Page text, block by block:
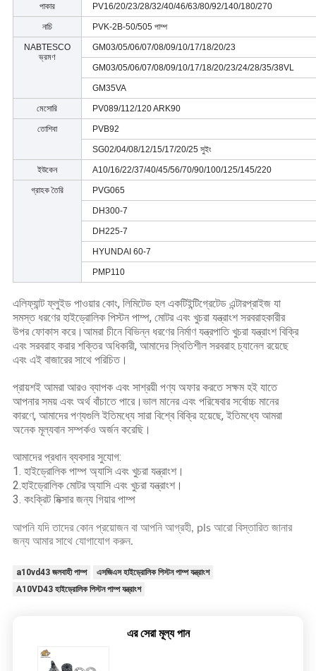
পাকার PV16/20/23/28/32/40/46/63/80/92/140/180/270
নাচি PVK-2B-50/505 পাম্প
NABTESCO
ভ্রমণ
GM03/05/06/07/08/09/10/17/18/20/23
GM03/05/06/07/08/09/10/17/18/20/23/24/28/35/38VL
GM35VA
মেসোরি PV089/112/120 ARK90
তোশিবা PVB92
SG02/04/08/12/15/17/20/25 সুইং
ইউকেন A10/16/22/37/40/45/56/70/90/100/125/145/220
গ্রাহক তৈরি PVG065
DH300-7
DH225-7
HYUNDAI 60-7
PMP110
এলিফ্যান্ট ফ্লুইড পাওয়ার কোং, লিমিটেড হল একটিইন্টিগ্রেটেড এন্টারপ্রাইজ যা
সমস্ত ধরণের হাইড্রোলিক পিস্টন পাম্প, মোটর এবং খুচরা যন্ত্রাংশ সরবরাহকারীর
উপর ফোকাস করে।আমরা চীনে বিভিন্ন ধরণের নির্মাণ যন্ত্রপাতি খুচরা যন্ত্রাংশ বিক্রি
এবং সরবরাহ করার শক্তির অধিকারী, আমাদের স্থিতিশীল সরবরাহ চ্যানেল রয়েছে
এবং এই বাজারের সাথে পরিচিত।
প্রায়শই আমরা আরও ব্যাপক এবং সাশ্রয়ী পণ্য অফার করতে সক্ষম হই যাতে
আপনার সময় এবং অর্থ বাঁচাতে পারে।ভাল মানের এবং পরিষেবার সর্বোচ্চ মানের
কারণে, আমাদের পণ্যগুলি ইতিমধ্যে সারা বিশ্বে বিক্রি হয়েছে, ইতিমধ্যে আমরা
অনেক মূল্যবান সম্পর্কও অর্জন করেছি।
আমাদের প্রধান ব্যবসার সুযোগ:
1. হাইড্রোলিক পাম্প অ্যাসি এবং খুচরা যন্ত্রাংশ।
2.হাইড্রোলিক মোটর অ্যাসি এবং খুচরা যন্ত্রাংশ।
3. কংক্রিট মিক্সার জন্য গিয়ার পাম্প
আপনি যদি তাদের কোন প্রয়োজন বা আপনি আগ্রহী, pls আরো বিস্তারিত জানার
জন্য আমার সাথে যোগাযোগ করুন.
a10vd43 জলবাহী পাম্প
এসজিএস হাইড্রোলিক পিস্টন পাম্প যন্ত্রাংশ
A10VD43 হাইড্রোলিক পিস্টন পাম্প যন্ত্রাংশ
এর সেরা মূল্য পান